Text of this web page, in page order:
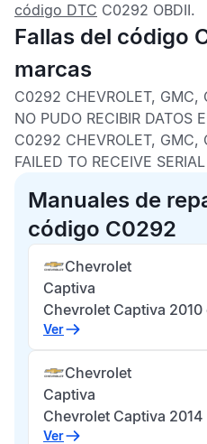
código DTC C0292 OBDII.
Fallas del código
marcas
C0292 CHEVROLET, GMC,
NO PUDO RECIBIR DATOS
C0292 CHEVROLET, GMC,
FAILED TO RECEIVE
Manuales de
código C0292
Chevrolet
Captiva
Chevrolet Captiva
Ver
Chevrolet
Captiva
Chevrolet Captiva
Ver